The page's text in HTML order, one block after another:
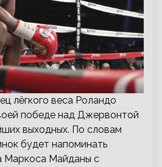
лёгкого веса Роландо
победе над Джервонтой
выходных. По словам
будет напоминать
Маркоса Майданы с